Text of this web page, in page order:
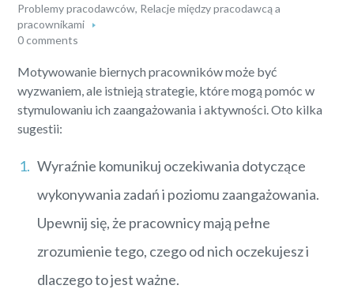
Problemy pracodawców, Relacje między pracodawcą a
pracownikami
0 comments
Motywowanie biernych pracowników może być
wyzwaniem, ale istnieją strategie, które mogą pomóc w
stymulowaniu ich zaangażowania i aktywności. Oto kilka
sugestii:
Wyraźnie komunikuj oczekiwania dotyczące
wykonywania zadań i poziomu zaangażowania.
Upewnij się, że pracownicy mają pełne
zrozumienie tego, czego od nich oczekujesz i
dlaczego to jest ważne.